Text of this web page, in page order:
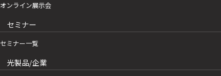
オンライン展示会
セミナー
セミナー一覧
光製品/企業